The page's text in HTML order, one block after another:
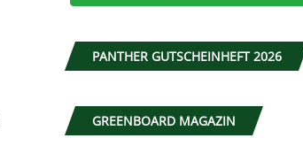
PANTHER GUTSCHEINHEFT 2026
GREENBOARD MAGAZIN